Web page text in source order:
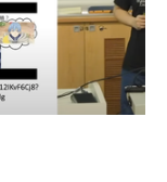
背後埋藏的細節
人理解它的深
這部作品探討的
是犧牲，也是無
麼即使它的結局